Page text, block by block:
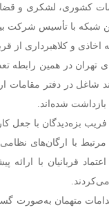
کشوری، لشکری و
شبکه با تأسیس شرکت
اخاذی و کلاهبرداری از
شاغل در دفتر مقامات
شده‌اند.
فریب بزه‌دیدگان با جعل
با ارگان‌های نظامی
قربانیان با ارائه